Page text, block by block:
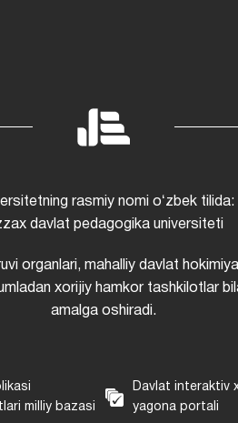
rasmiy nomi oʻzbek tilida:
davlat pedagogika universiteti
organlari, mahalliy davlat
xorijiy hamkor tashkilotlar
amalga oshiradi.
milliy bazasi
Davlat interaktiv
yagona portali